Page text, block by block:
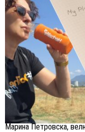
Марина Петровска,